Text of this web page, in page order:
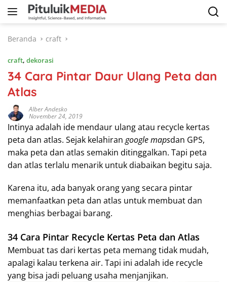
Langsung
Beranda
craft
craft, dekorasi
34 Cara Pintar Daur Ulang Peta dan
Atlas
Alber Andesko
November 24, 2019
Intinya adalah ide mendaur ulang atau recycle kertas
peta dan atlas. Sejak kelahiran google mapsdan GPS,
maka peta dan atlas semakin ditinggalkan. Tapi peta
dan atlas terlalu menarik untuk diabaikan begitu saja.
Karena itu, ada banyak orang yang secara pintar
memanfaatkan peta dan atlas untuk membuat dan
menghias berbagai barang.
34 Cara Pintar Recycle Kertas Peta dan Atlas
Membuat tas dari kertas peta memang tidak mudah,
apalagi kalau terkena air. Tapi ini adalah ide recycle
yang bisa jadi peluang usaha menjanjikan.